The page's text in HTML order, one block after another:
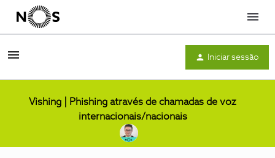
Menu
Iniciar sessão
Vishing | Phishing através de chamadas de voz
internacionais/nacionais